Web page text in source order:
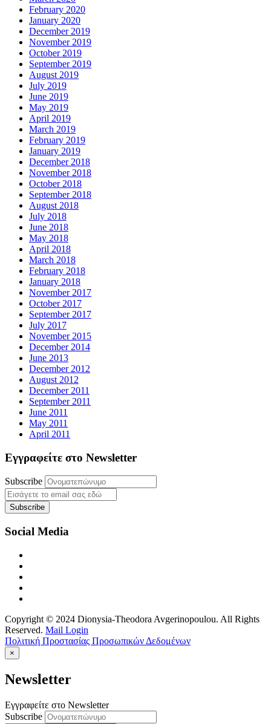
February 2020
January 2020
December 2019
November 2019
October 2019
September 2019
August 2019
July 2019
June 2019
May 2019
April 2019
March 2019
February 2019
January 2019
December 2018
November 2018
October 2018
September 2018
August 2018
July 2018
June 2018
May 2018
April 2018
March 2018
February 2018
January 2018
November 2017
October 2017
September 2017
July 2017
November 2015
December 2014
June 2013
December 2012
August 2012
December 2011
September 2011
June 2011
May 2011
April 2011
Εγγραφείτε στο Newsletter
Subscribe
Social Media
Copyright © 2024 Dionysia-Theodora Avgerinopoulou. All Rights
Reserved. Mail Login
Πολιτική Προστασίας Προσωπικών Δεδομένων
×
Newsletter
Εγγραφείτε στο Newsletter
Subscribe